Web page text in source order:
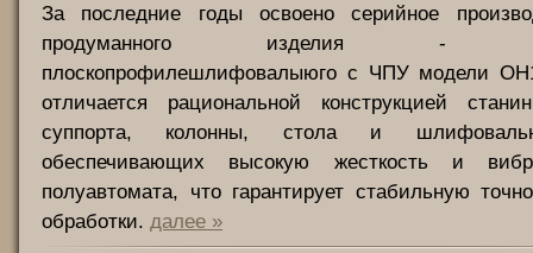
За последние годы освоено серийное
продуманного изделия -
плоскопрофилешлифовалыюго с ЧПУ модели
отличается рациональной конструкцией
суппорта, колонны, стола и
обеспечивающих высокую жесткость и
полуавтомата, что гарантирует стабильную
обработки. далее »